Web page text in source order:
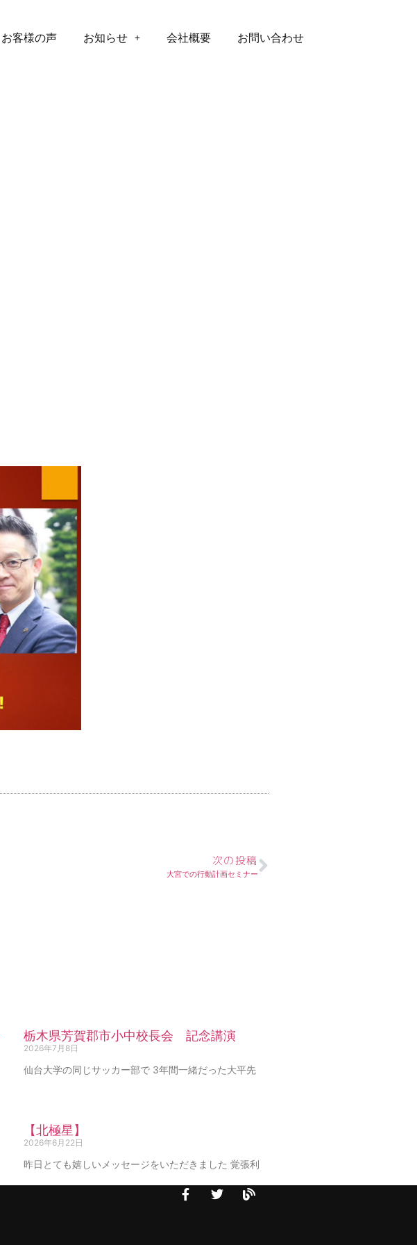
お客様の声 お知らせ 会社概要 お問い合わせ
次の投稿
大宮での行動計画セミナー
栃木県芳賀郡市小中校長会 記念講演
2026年7月8日
仙台大学の同じサッカー部で 3年間一緒だった大平先
【北極星】
2026年6月22日
昨日とても嬉しいメッセージをいただきました 覚張利